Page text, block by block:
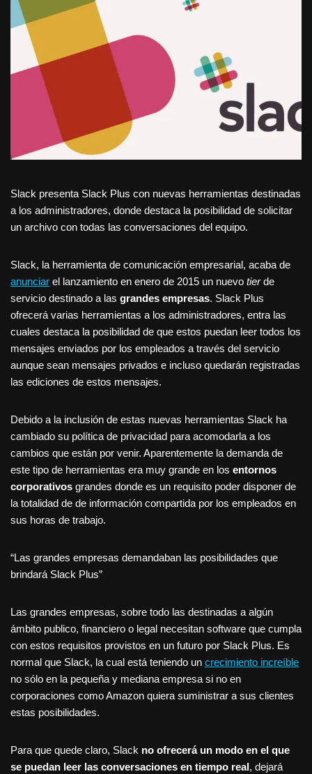
Slack presenta Slack Plus con nuevas herramientas destinadas
a los administradores, donde destaca la posibilidad de solicitar
un archivo con todas las conversaciones del equipo.
Slack, la herramienta de comunicación empresarial, acaba de
anunciar el lanzamiento en enero de 2015 un nuevo tierde
servicio destinado a las grandes empresas. Slack Plus
ofrecerá varias herramientas a los administradores, entra las
cuales destaca la posibilidad de que estos puedan leer todos los
mensajes enviados por los empleados a través del servicio
aunque sean mensajes privados e incluso quedarán registradas
las ediciones de estos mensajes.
Debido a la inclusión de estas nuevas herramientas Slack ha
cambiado su política de privacidad para acomodarla a los
cambios que están por venir. Aparentemente la demanda de
este tipo de herramientas era muy grande en los entornos
corporativos grandes donde es un requisito poder disponer de
la totalidad de de información compartida por los empleados en
sus horas de trabajo.
Las grandes empresas demandaban las posibilidades que
brindará Slack Plus
Las grandes empresas, sobre todo las destinadas a algún
ámbito publico, financiero o legal necesitan software que cumpla
con estos requisitos provistos en un futuro por Slack Plus. Es
normal que Slack, la cual está teniendo un crecimiento increíble
no sólo en la pequeña y mediana empresa si no en
corporaciones como Amazon quiera suministrar a sus clientes
estas posibilidades.
Para que quede claro, Slack no ofrecerá un modo en el que
se puedan leer las conversaciones en tiempo real, dejará